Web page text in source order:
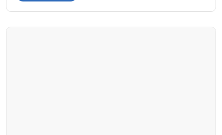
พิถีพิถันเป็นพิเศษ มร. จูเลียน เบอร์นแฮม (ที่ 3 จากซ้าย) ผู้อำนวยการ
จัดงานแถลงข่าวเพื่อแนะนำกาแฟ “แตร์กครัวร์” มาชูปิกชู กาแฟ อารา